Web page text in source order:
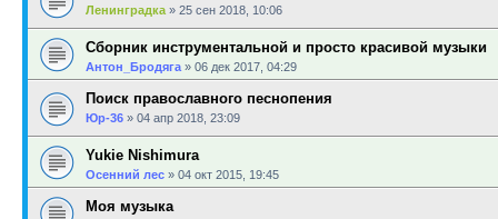
Ленинградка » 25 сен 2018, 10:06
Сборник инструментальной и просто красивой музыки
Антон_Бродяга » 06 дек 2017, 04:29
Поиск православного песнопения
Юр-36 » 04 апр 2018, 23:09
Yukie Nishimura
Осенний лес » 04 окт 2015, 19:45
Моя музыка